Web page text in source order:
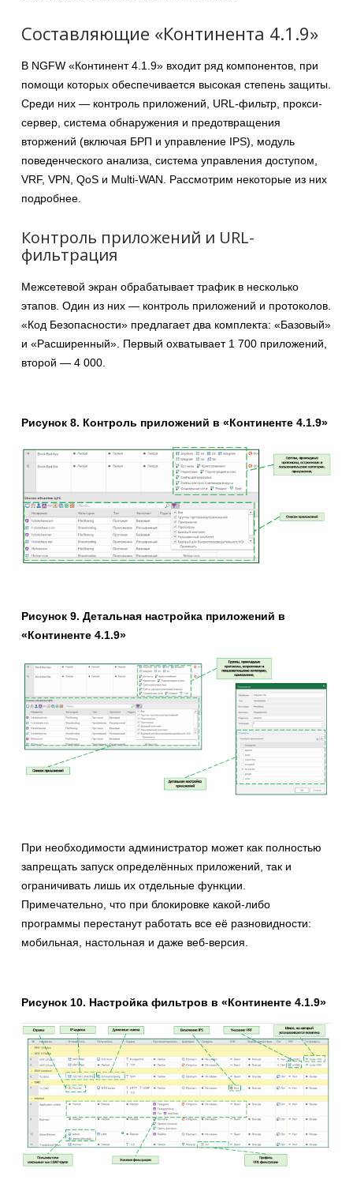
Составляющие «Континента 4.1.9»
В NGFW «Континент 4.1.9» входит ряд компонентов, при
помощи которых обеспечивается высокая степень защиты.
Среди них — контроль приложений, URL-фильтр, прокси-
сервер, система обнаружения и предотвращения
вторжений (включая БРП и управление IPS), модуль
поведенческого анализа, система управления доступом,
VRF, VPN, QoS и Multi-WAN. Рассмотрим некоторые из них
подробнее.
Контроль приложений и URL-
фильтрация
Межсетевой экран обрабатывает трафик в несколько
этапов. Один из них — контроль приложений и протоколов.
«Код Безопасности» предлагает два комплекта: «Базовый»
и «Расширенный». Первый охватывает 1 700 приложений,
второй — 4 000.
Рисунок 8. Контроль приложений в «Континенте 4.1.9»
Рисунок 9. Детальная настройка приложений в
«Континенте 4.1.9»
При необходимости администратор может как полностью
запрещать запуск определённых приложений, так и
ограничивать лишь их отдельные функции.
Примечательно, что при блокировке какой-либо
программы перестанут работать все её разновидности:
мобильная, настольная и даже веб-версия.
Рисунок 10. Настройка фильтров в «Континенте 4.1.9»